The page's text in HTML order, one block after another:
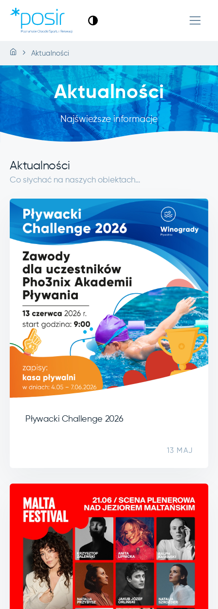
Aktualności
Aktualności
Najświeższe informacje
Aktualności
Co słychać na naszych obiektach…
Pływacki Challenge 2026
13 MAJ